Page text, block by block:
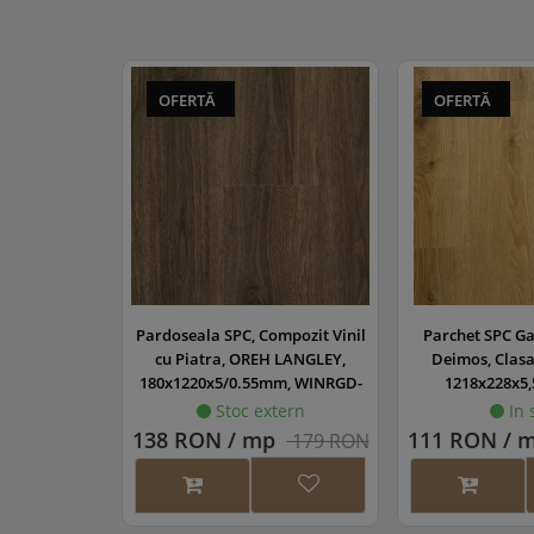
OFERTĂ
Pardoseala SPC, Compozit Vinil
cu Piatra, OREH LANGLEY,
180x1220x5/0.55mm, WINRGD-
1179/0
Stoc extern
138 RON / mp 179 RON
OFERTĂ
Parchet SPC
Deimos,
In
111 RON /